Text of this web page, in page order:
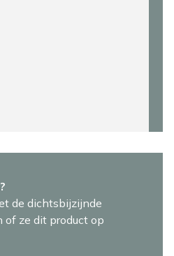
de dichtsbijzijnde
ze dit product op